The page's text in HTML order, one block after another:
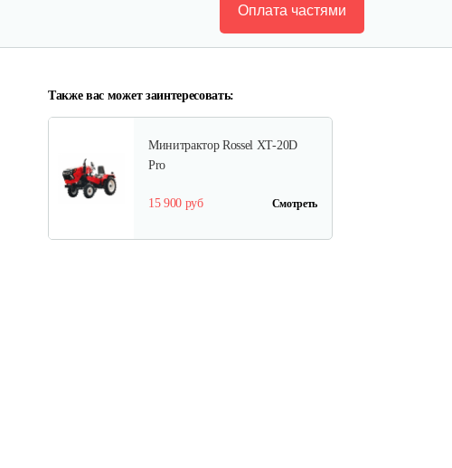
Оплата частями
Также вас может заинтересовать:
Минитрактор Rossel XT-20D
Pro
15 900 руб Смотреть